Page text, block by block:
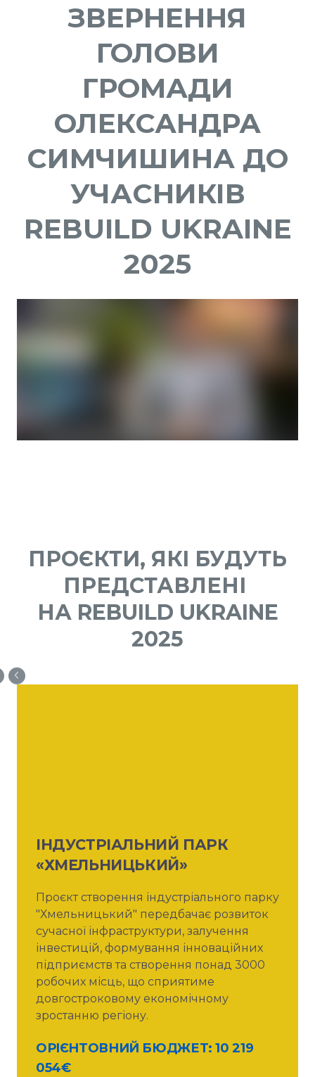
ЗВЕРНЕННЯ
ГОЛОВИ
ГРОМАДИ
ОЛЕКСАНДРА
СИМЧИШИНА ДО
УЧАСНИКІВ
REBUILD UKRAINE
2025
ПРОЄКТИ, ЯКІ БУДУТЬ
ПРЕДСТАВЛЕНІ
НА REBUILD UKRAINE
2025
ІНДУСТРІАЛЬНИЙ ПАРК
«ХМЕЛЬНИЦЬКИЙ»
Проєкт створення індустріального парку
"Хмельницький" передбачає розвиток
сучасної інфраструктури, залучення
інвестицій, формування інноваційних
підприємств та створення понад 3000
робочих місць, що сприятиме
довгостроковому економічному
зростанню регіону.
ОРІЄНТОВНИЙ БЮДЖЕТ: 10 219
054€